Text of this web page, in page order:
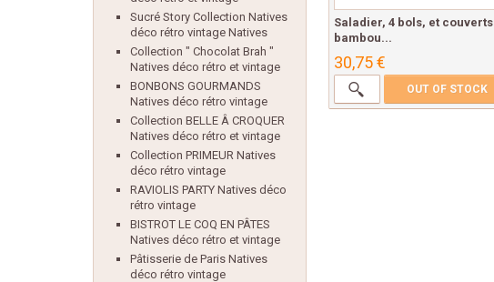
Sucré Story Collection Natives
déco rétro vintage Natives
Collection " Chocolat Brah "
Natives déco rétro et vintage
BONBONS GOURMANDS
Natives déco rétro vintage
Collection BELLE Â CROQUER
Natives déco rétro et vintage
Collection PRIMEUR Natives
déco rétro vintage
RAVIOLIS PARTY Natives déco
rétro vintage
BISTROT LE COQ EN PÂTES
Natives déco rétro et vintage
Pâtisserie de Paris Natives
déco rétro vintage
Saladier, 4 bols, et couverts
bambou...
30,75 €
OUT OF STOCK